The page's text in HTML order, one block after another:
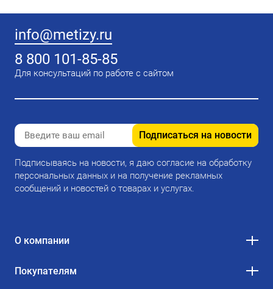
info@metizy.ru
8 800 101-85-85
Для консультаций по работе с сайтом
Подписаться на новости
Подписываясь на новости, я даю согласие на обработку
персональных данных и на получение рекламных
сообщений и новостей о товарах и услугах.
О компании
Покупателям